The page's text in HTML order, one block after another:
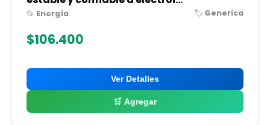
📂 Energía 🏷️ Generica
$106.400
Ver Detalles
🛒 Agregar